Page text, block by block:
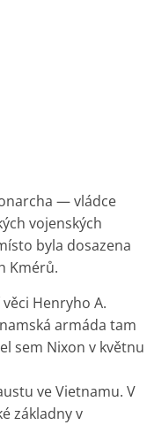
— vládce
vojenských
byla dosazena
Kmérů.
Henryho A.
armáda tam
sem Nixon v květnu
ve Vietnamu. V
základny v